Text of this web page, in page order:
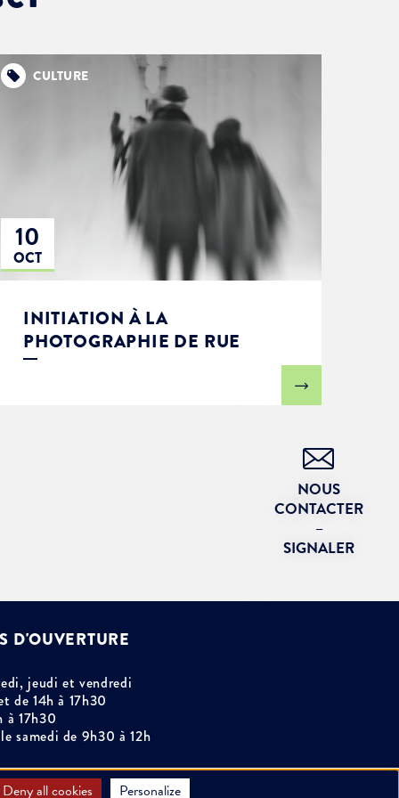
CULTURE
10
OCT
INITIATION À LA
PHOTOGRAPHIE DE RUE
NOUS
CONTACTER
–
SIGNALER
D'OUVERTURE
jeudi et vendredi
de 14h à 17h30
à 17h30
samedi de 9h30 à 12h
Deny all cookies Personalize